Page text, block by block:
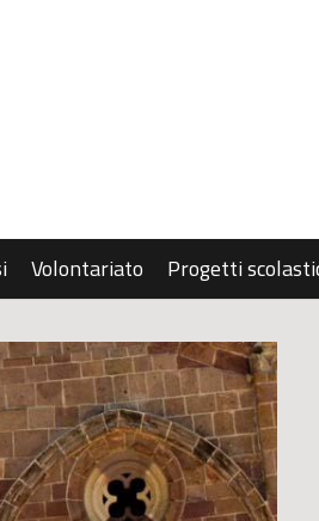
Volontariato Progetti